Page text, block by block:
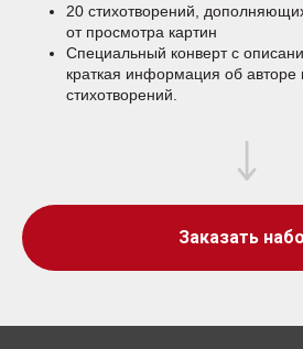
20 стихотворений,
от просмотра картин
Специальный конверт с
краткая информация об авторе
стихотворений.
Заказать